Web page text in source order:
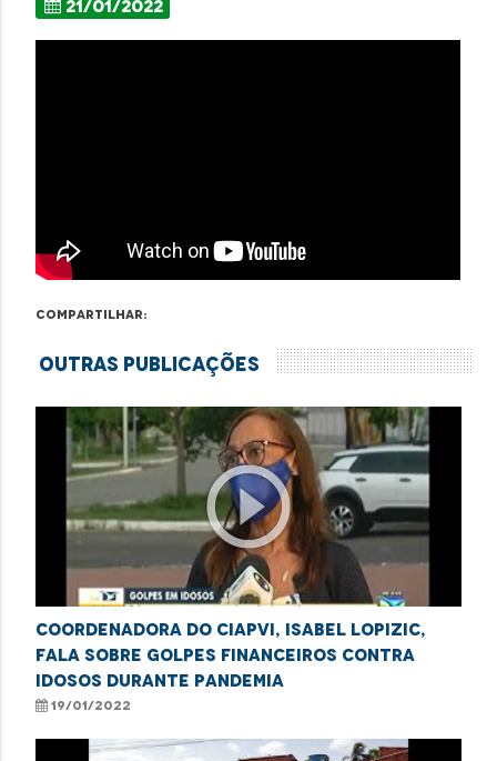
21/01/2022
Compartilhar:
Outras Publicações
play_circle_outline
Coordenadora do Ciapvi, Isabel Lopizic,
fala sobre golpes financeiros contra
idosos durante pandemia
19/01/2022